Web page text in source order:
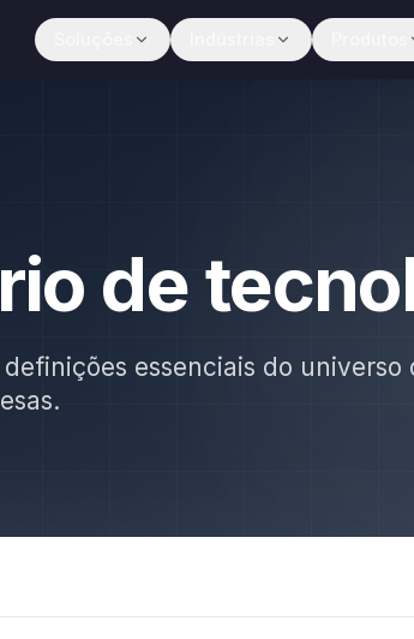
de
essenciais do universo